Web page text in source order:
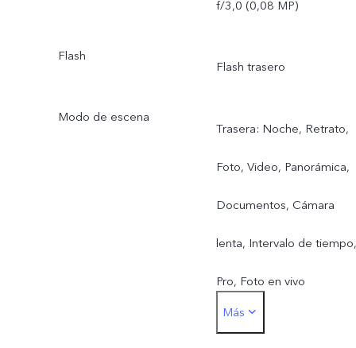
f/3,0 (0,08 MP)
Flash
Flash trasero
Modo de escena
Trasera: Noche, Retrato,
Foto, Video, Panorámica,
Documentos, Cámara
lenta, Intervalo de tiempo,
Pro, Foto en vivo
Frontal: Noche, Retrato,
Más